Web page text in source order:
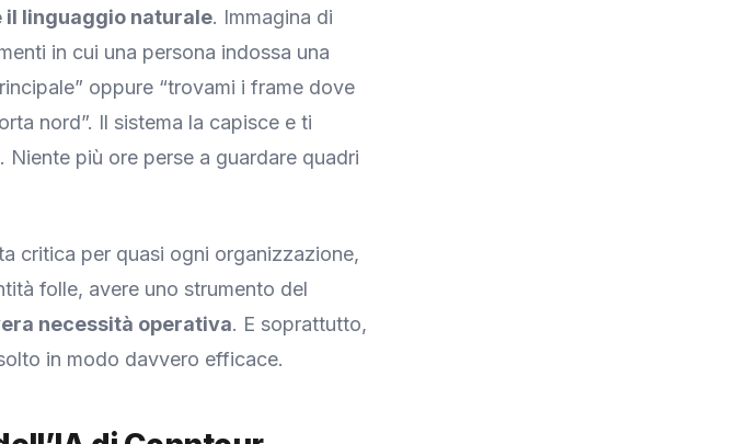
linguaggio naturale. Immagina di
in cui una persona indossa una
oppure “trovami i frame dove
nord”. Il sistema la capisce e ti
più ore perse a guardare quadri
critica per quasi ogni organizzazione,
folle, avere uno strumento del
necessità operativa. E soprattutto,
in modo davvero efficace.